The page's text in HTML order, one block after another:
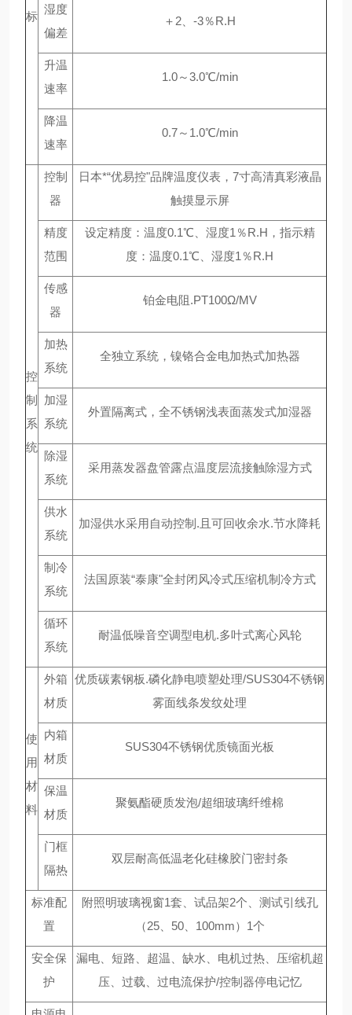
标
湿度
偏差
＋2、-3％R.H
升温
速率
1.0～3.0℃/min
降温
速率
0.7～1.0℃/min
控
制
系
统
控制
器
日本*“优易控"品牌温度仪表，7寸高清真彩液晶
触摸显示屏
精度
范围
设定精度：温度0.1℃、湿度1％R.H，指示精
度：温度0.1℃、湿度1％R.H
传感
器
铂金电阻.PT100Ω/MV
加热
系统
全独立系统，镍铬合金电加热式加热器
加湿
系统
外置隔离式，全不锈钢浅表面蒸发式加湿器
除湿
系统
采用蒸发器盘管露点温度层流接触除湿方式
供水
系统
加湿供水采用自动控制.且可回收余水.节水降耗
制冷
系统
法国原装“泰康"全封闭风冷式压缩机制冷方式
循环
系统
耐温低噪音空调型电机.多叶式离心风轮
使
用
材
料
外箱
材质
优质碳素钢板.磷化静电喷塑处理/SUS304不锈钢
雾面线条发纹处理
内箱
材质
SUS304不锈钢优质镜面光板
保温
材质
聚氨酯硬质发泡/超细玻璃纤维棉
门框
隔热
双层耐高低温老化硅橡胶门密封条
标准配
置
附照明玻璃视窗1套、试品架2个、测试引线孔
（25、50、100mm）1个
安全保
护
漏电、短路、超温、缺水、电机过热、压缩机超
压、过载、过电流保护/控制器停电记忆